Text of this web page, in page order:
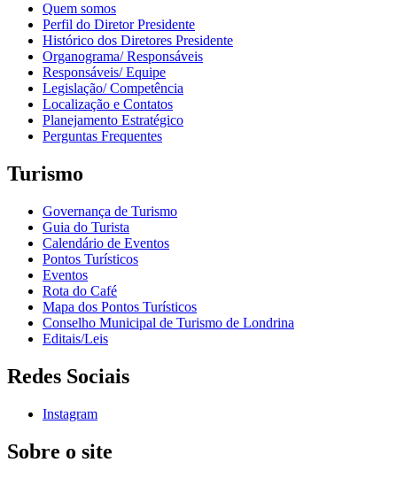
Quem somos
Perfil do Diretor Presidente
Histórico dos Diretores Presidente
Organograma/ Responsáveis
Responsáveis/ Equipe
Legislação/ Competência
Localização e Contatos
Planejamento Estratégico
Perguntas Frequentes
Turismo
Governança de Turismo
Guia do Turista
Calendário de Eventos
Pontos Turísticos
Eventos
Rota do Café
Mapa dos Pontos Turísticos
Conselho Municipal de Turismo de Londrina
Editais/Leis
Redes Sociais
Instagram
Sobre o site